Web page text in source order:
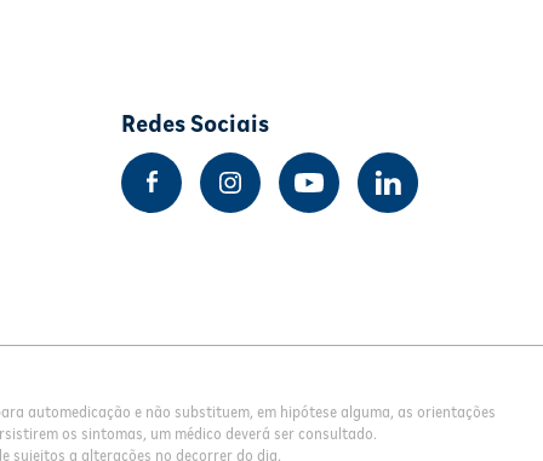
Redes Sociais
automedicação e não substituem, em hipótese alguma, as orientações
os sintomas, um médico deverá ser consultado.
sujeitos a alterações no decorrer do dia.